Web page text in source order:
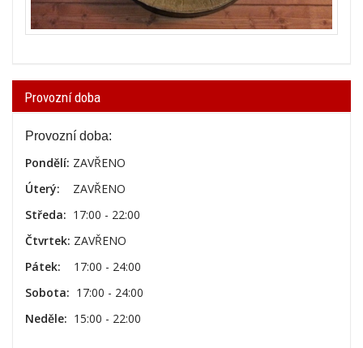
Provozní doba
Provozní doba:
Pondělí: ZAVŘENO
Úterý: ZAVŘENO
Středa: 17:00 - 22:00
Čtvrtek: ZAVŘENO
Pátek: 17:00 - 24:00
Sobota: 17:00 - 24:00
Neděle: 15:00 - 22:00